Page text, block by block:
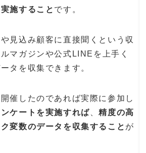
施すること です。
見込み顧客に直接聞くという収
マガジンや公式LINEを上手く
タを収集できます。
催したのであれば実際に参加し
ケートを実施すれば 、精度の高
変数のデータを収集すること が